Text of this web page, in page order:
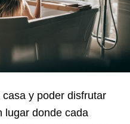
y poder disfrutar
lugar donde cada